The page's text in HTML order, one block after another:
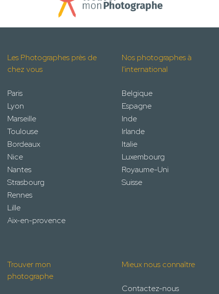
Les Photographes près de
chez vous
Paris
Lyon
Marseille
Toulouse
Bordeaux
Nice
Nantes
Strasbourg
Rennes
Lille
Aix-en-provence
Nos photographes à
l'international
Belgique
Espagne
Inde
Irlande
Italie
Luxembourg
Royaume-Uni
Suisse
Trouver mon
photographe
Mieux nous connaître
Contactez-nous